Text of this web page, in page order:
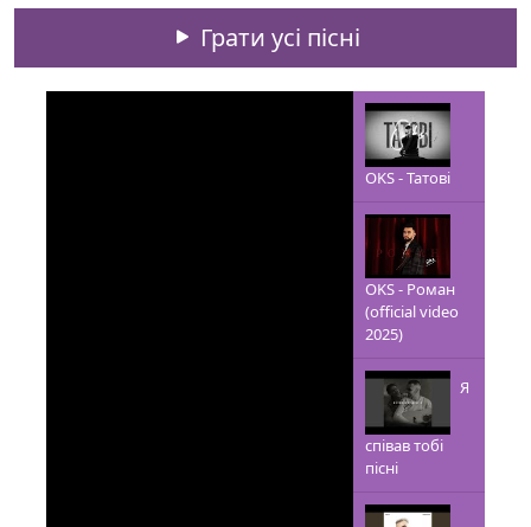
Грати усі пісні
OKS - Татові
OKS - Роман
(official video
2025)
Я
співав тобі
пісні